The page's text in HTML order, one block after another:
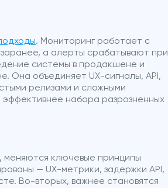
. Мониторинг работает с
а алерты срабатывают при
системы в продакшене и
Она объединяет UX-сигналы, API,
релизами и сложными
набора разрозненных
меняются ключевые принципы
— UX-метрики, задержки API,
Во-вторых, важнее становятся